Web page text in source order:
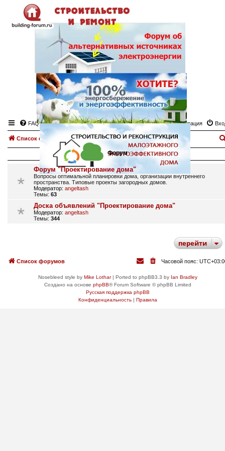
FAQ Регистрация
Список форумов Проектирование дома, планировка.
Форум
Форум "Проектирование дома"
Вопросы оптимальной планировки дома, организации внутреннего
пространства. Типовые проекты загородных домов.
Модератор: angeltash
Темы: 63
Доска объявлений "Проектирование дома"
Модератор: angeltash
Темы: 344
перейти
Список форумов Часовой пояс:
Nosebleed style by Mike Lothar| Ported to phpBB3.3 by Ian Bradley
Создано на основе phpBB® Forum Software © phpBB Limited
Русская поддержка phpBB
Конфиденциальность| Правила